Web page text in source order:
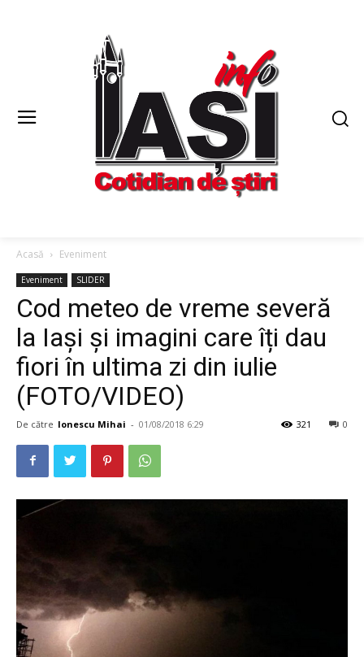
Acasă Eveniment
Eveniment SLIDER
Cod meteo de vreme severă
la Iași și imagini care îți dau
fiori în ultima zi din iulie
(FOTO/VIDEO)
De către Ionescu Mihai - 01/08/2018 6:29 0
321